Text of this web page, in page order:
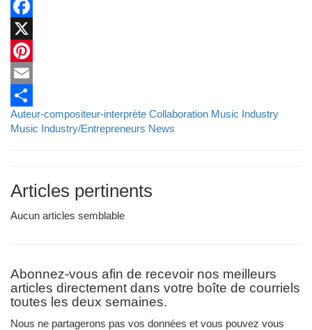
Facebook
X
Pinterest
Email
Partager
Auteur-compositeur-interprète Collaboration Music Industry
Music Industry/Entrepreneurs News
Articles pertinents
Aucun articles semblable
Abonnez-vous afin de recevoir nos meilleurs
articles directement dans votre boîte de courriels
toutes les deux semaines.
Nous ne partagerons pas vos données et vous pouvez vous